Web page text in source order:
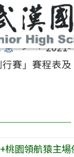
息>「2021-
賽」賽程表及
桃園領航猿主